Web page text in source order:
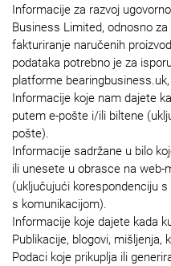
Informacije za razvoj
Business Limited, odnosno
fakturiranje naručenih
podataka potrebno je za
platforme
Informacije koje nam dajete
putem e-pošte i/ili biltene
pošte).
Informacije sadržane u bilo
ili unesete u obrasce na web-
(uključujući korespondenciju
s komunikacijom).
Informacije koje dajete kada
Publikacije, blogovi, mišljenja,
Podaci koje prikuplja ili